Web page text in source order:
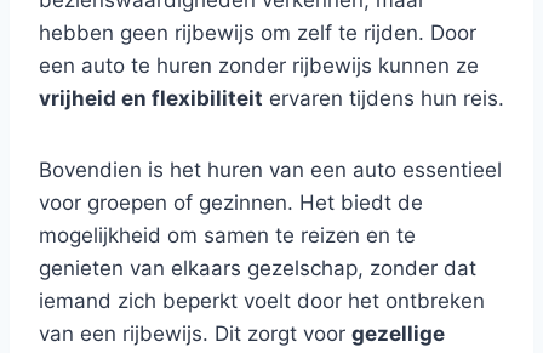
hebben geen rijbewijs om zelf te rijden. Door
een auto te huren zonder rijbewijs kunnen ze
vrijheid en flexibiliteit ervaren tijdens hun reis.
Bovendien is het huren van een auto essentieel
voor groepen of gezinnen. Het biedt de
mogelijkheid om samen te reizen en te
genieten van elkaars gezelschap, zonder dat
iemand zich beperkt voelt door het ontbreken
van een rijbewijs. Dit zorgt voor gezellige